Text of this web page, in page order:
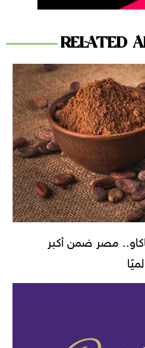
RELATED
مصر ضمن أكبر